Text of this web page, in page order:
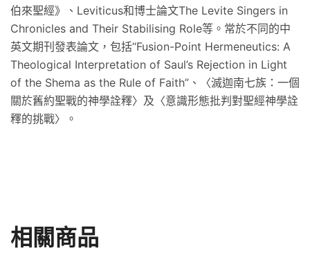
伯來聖經》、Leviticus和博士論文The Levite Singers in
Chronicles and Their Stabilising Role等。常於不同的中
英文期刊發表論文，包括“Fusion-Point Hermeneutics: A
Theological Interpretation of Saul’s Rejection in Light
of the Shema as the Rule of Faith”、〈滅迦南七族：一個
關於舊約聖戰的神學詮釋〉及〈意識形態批判對聖經神學詮
釋的挑戰〉。
相關商品